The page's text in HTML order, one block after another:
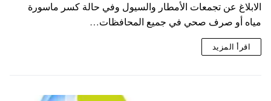
الابلاغ عن تجمعات الأمطار والسيول وفي حالة كسر ماسورة
مياه أو صرف صحي في جميع المحافظات…
اقرأ المزيد